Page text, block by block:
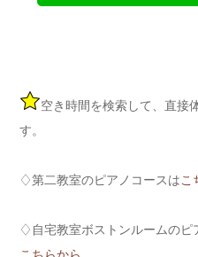
空き時間を検索して、直接
す。
♢第二教室のピアノコースはこ
♢自宅教室ボストンルームのピ